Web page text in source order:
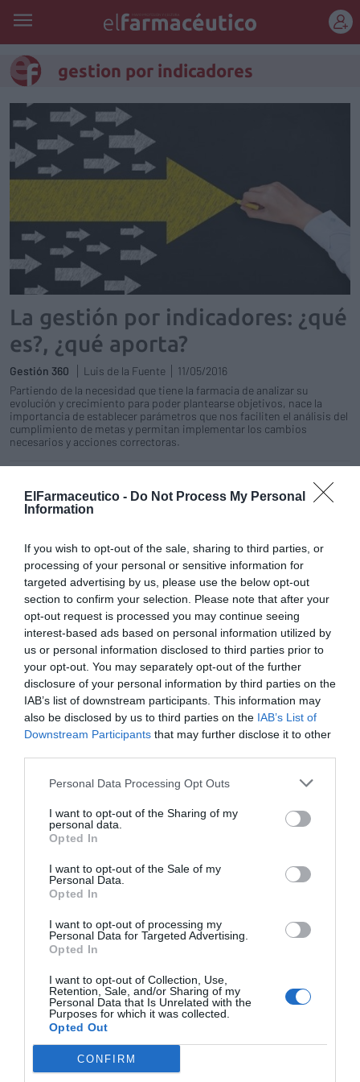
ElFarmaceutico - Do Not Process My Personal
Information
If you wish to opt-out of the sale, sharing to third parties, or
processing of your personal or sensitive information for
targeted advertising by us, please use the below opt-out
section to confirm your selection. Please note that after your
opt-out request is processed you may continue seeing
interest-based ads based on personal information utilized by
us or personal information disclosed to third parties prior to
your opt-out. You may separately opt-out of the further
disclosure of your personal information by third parties on the
IAB’s list of downstream participants. This information may
also be disclosed by us to third parties on the IAB’s List of
Downstream Participants that may further disclose it to other
Personal Data Processing Opt Outs
I want to opt-out of the Sharing of my
personal data.
Opted In
I want to opt-out of the Sale of my
Personal Data.
Opted In
I want to opt-out of processing my
Personal Data for Targeted Advertising.
Opted In
I want to opt-out of Collection, Use,
Retention, Sale, and/or Sharing of my
Personal Data that Is Unrelated with the
Purposes for which it was collected.
Opted Out
CONFIRM
gestion por indicadores
La gestión por indicadores: ¿qué
es?, ¿qué aporta?
Gestión 360 Luis de la Fuente
11/05/2016
Partiendo de la necesidad que tiene la farmacia de analizar su
evolución y crecimiento para poder plantearse objetivos, nace la
importancia de establecer parámetros que nos faciliten el análisis del
cumplimiento de metas y permitan implementar los cambios
necesarios y acciones correctoras.
positivamente la gestión por
farmacia
Noticias y novedades
Redacción
11/02/2015
El curso «¿Cómo mejorar la gestión de mi
oficina de farmacia? Gestión por
indicadores», organizado por ESADE en
colaboración con El Farmacéutico los
pasados 23 y 24 de enero, finalizó con un
notable éxito de asistencia y de resultados.
La gestión por indicadores, una
apuesta segura para mejorar los
resultados de la farmacia
La revista El Farmacéutico, en colaboración
organizado los días 23 y 24 de enero en
Madrid el curso «¿Cómo mejorar la gestión
explicar qué herramientas debe trabajar el
farmacéutico para mejorar los resultados de
«Trabajar con indicadores, poder medir lo que haces, es
fundamental»
La crisis está castigando también a las farmacias y la falta de
resultados está llevando a muchos farmacéuticos a cuestionarse su
modelo de negocio/servicio debido a la insatisfacción profesional,
empresarial y, en algún caso, vital que padecen. Hablamos de estos
temas con Rosalía Larrey, directora del curso «¿Cómo mejorar la
gestión de mi oficina de farmacia? Gestión por indicadores»,
organizado por ESADE, en colaboración con El Farmacéutico.